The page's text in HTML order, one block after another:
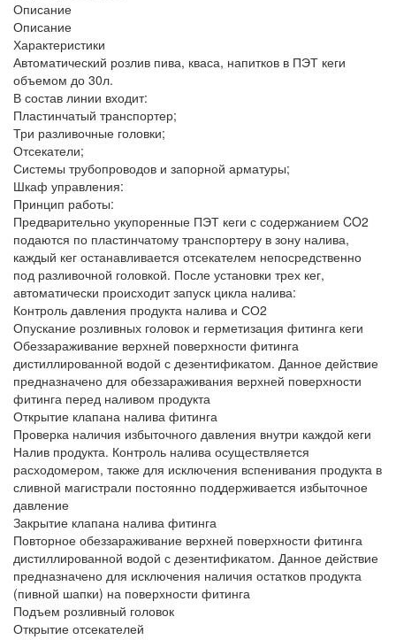
Описание
Описание
Характеристики
Автоматический розлив пива, кваса, напитков в ПЭТ кеги
объемом до 30л.
В состав линии входит:
Пластинчатый транспортер;
Три разливочные головки;
Отсекатели;
Системы трубопроводов и запорной арматуры;
Шкаф управления:
Принцип работы:
Предварительно укупоренные ПЭТ кеги с содержанием CO2
подаются по пластинчатому транспортеру в зону налива,
каждый кег останавливается отсекателем непосредственно
под разливочной головкой. После установки трех кег,
автоматически происходит запуск цикла налива:
Контроль давления продукта налива и СО2
Опускание розливных головок и герметизация фитинга кеги
Обеззараживание верхней поверхности фитинга
дистиллированной водой с дезентификатом. Данное действие
предназначено для обеззараживания верхней поверхности
фитинга перед наливом продукта
Открытие клапана налива фитинга
Проверка наличия избыточного давления внутри каждой кеги
Налив продукта. Контроль налива осуществляется
расходомером, также для исключения вспенивания продукта в
сливной магистрали постоянно поддерживается избыточное
давление
Закрытие клапана налива фитинга
Повторное обеззараживание верхней поверхности фитинга
дистиллированной водой с дезентификатом. Данное действие
предназначено для исключения наличия остатков продукта
(пивной шапки) на поверхности фитинга
Подъем розливный головок
Открытие отсекателей